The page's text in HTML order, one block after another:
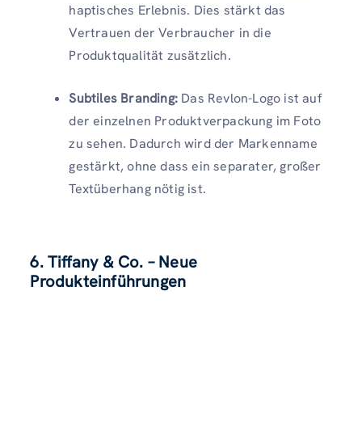
haptisches Erlebnis. Dies stärkt das
Vertrauen der Verbraucher in die
Produktqualität zusätzlich.
Subtiles Branding: Das Revlon-Logo ist auf
der einzelnen Produktverpackung im Foto
zu sehen. Dadurch wird der Markenname
gestärkt, ohne dass ein separater, großer
Textüberhang nötig ist.
6. Tiffany & Co. – Neue
Produkteinführungen